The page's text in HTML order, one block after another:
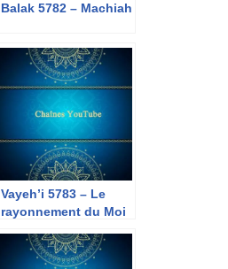
Balak 5782 – Machiah
Vayeh’i 5783 – Le
rayonnement du Moi